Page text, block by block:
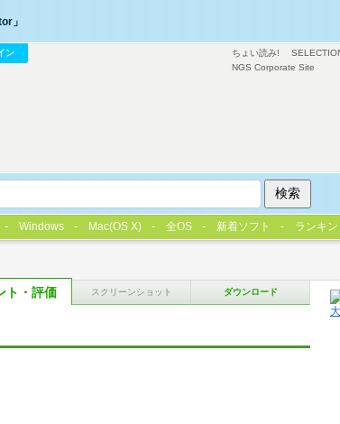
ト・評価 スクリーンショット ダウンロード
ちょい読み!
NGS Corporate Site
」
ン
Windows Mac(OS X) 全OS 新着ソフト ランキン